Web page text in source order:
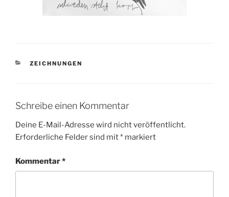
KATEGORIEN
ZEICHNUNGEN
Schreibe einen Kommentar
Deine E-Mail-Adresse wird nicht veröffentlicht.
Erforderliche Felder sind mit* markiert
Kommentar*